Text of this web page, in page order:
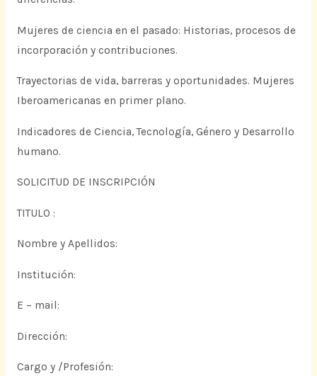
Mujeres de ciencia en el pasado: Historias, procesos de
incorporación y contribuciones.
Trayectorias de vida, barreras y oportunidades. Mujeres
Iberoamericanas en primer plano.
Indicadores de Ciencia, Tecnología, Género y Desarrollo
humano.
SOLICITUD DE INSCRIPCIÓN
TITULO :
Nombre y Apellidos:
Institución:
E – mail:
Dirección:
Cargo y /Profesión: